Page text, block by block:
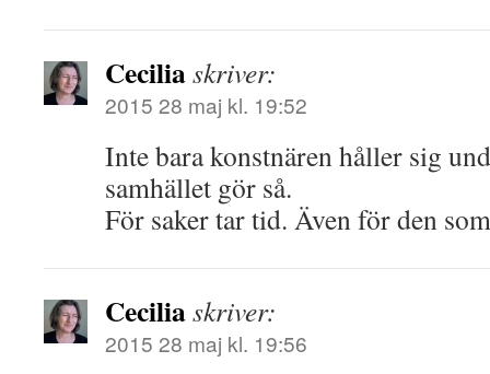
Ceciliaskriver:
2015 28 maj kl. 19:52
Inte bara konstnären håller sig
samhället gör så.
För saker tar tid. Även för den
Ceciliaskriver:
2015 28 maj kl. 19:56